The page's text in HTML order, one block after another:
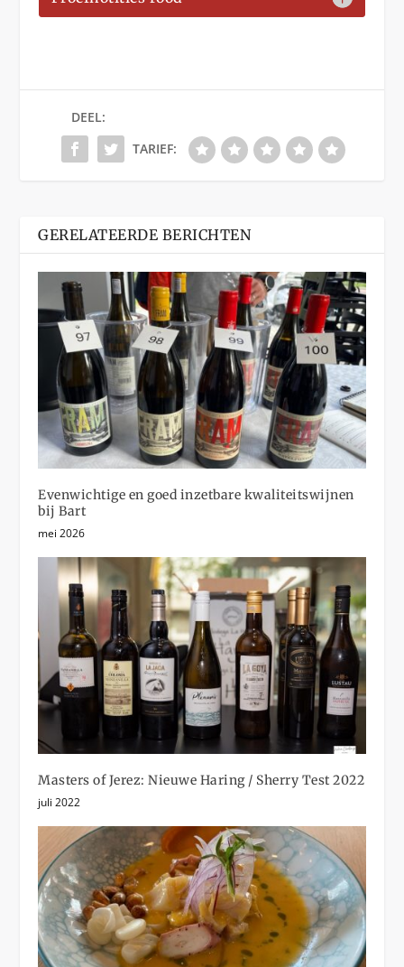
DEEL:
TARIEF:
GERELATEERDE BERICHTEN
Evenwichtige en goed inzetbare kwaliteitswijnen
bij Bart
mei 2026
Masters of Jerez: Nieuwe Haring / Sherry Test 2022
juli 2022